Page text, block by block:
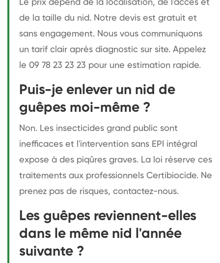
Le prix dépend de la localisation, de l'accès et
de la taille du nid. Notre devis est gratuit et
sans engagement. Nous vous communiquons
un tarif clair après diagnostic sur site. Appelez
le 09 78 23 23 23 pour une estimation rapide.
Puis-je enlever un nid de
guêpes moi-même ?
Non. Les insecticides grand public sont
inefficaces et l'intervention sans EPI intégral
expose à des piqûres graves. La loi réserve ces
traitements aux professionnels Certibiocide. Ne
prenez pas de risques, contactez-nous.
Les guêpes reviennent-elles
dans le même nid l'année
suivante ?